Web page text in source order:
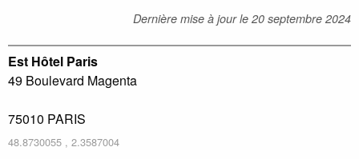
Dernière mise à jour le 20 septembre 2024
Est Hôtel Paris
49 Boulevard Magenta
75010 PARIS
48.8730055 , 2.3587004